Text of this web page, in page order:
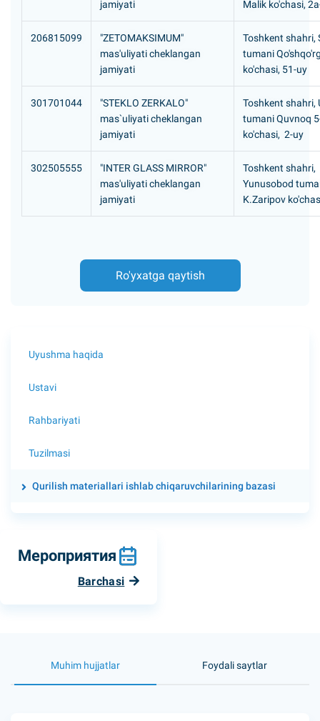
jamiyati Malik ko'chasi,
206815099
"ZETOMAKSIMUM"
mas'uliyati cheklangan
jamiyati
Toshkent shahri,
tumani
ko'chasi, 51-uy
301701044
"STEKLO ZERKALO"
mas`uliyati cheklangan
jamiyati
Toshkent shahri,
tumani Quvnoq
ko'chasi, 2-uy
302505555
"INTER GLASS MIRROR"
mas'uliyati cheklangan
jamiyati
Toshkent shahri,
Yunusobod
K.Zaripov
Ro'yxatga qaytish
Uyushma haqida
Ustavi
Rahbariyati
Tuzilmasi
Qurilish materiallari ishlab chiqaruvchilarining bazasi
Мероприятия
Barchasi
Muhim hujjatlar Foydali saytlar